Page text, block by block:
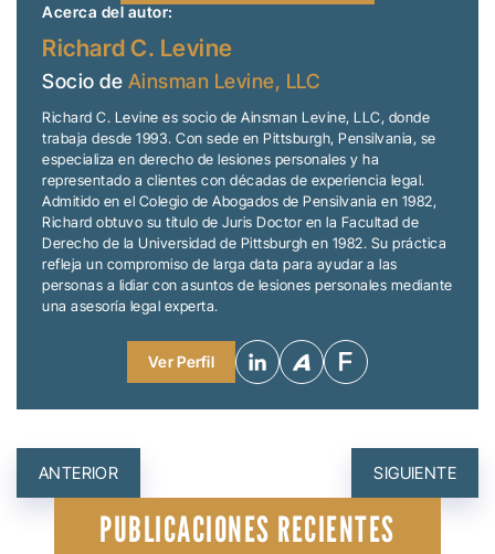
Acerca del autor:
Richard C. Levine
Socio de Ainsman Levine, LLC
Richard C. Levine es socio de Ainsman Levine, LLC, donde
trabaja desde 1993. Con sede en Pittsburgh, Pensilvania, se
especializa en derecho de lesiones personales y ha
representado a clientes con décadas de experiencia legal.
Admitido en el Colegio de Abogados de Pensilvania en 1982,
Richard obtuvo su título de Juris Doctor en la Facultad de
Derecho de la Universidad de Pittsburgh en 1982. Su práctica
refleja un compromiso de larga data para ayudar a las
personas a lidiar con asuntos de lesiones personales mediante
una asesoría legal experta.
Ver Perfil
NAVEGACIÓN
DE
ANTERIOR SIGUIENTE
PUBLICACIONES RECIENTES